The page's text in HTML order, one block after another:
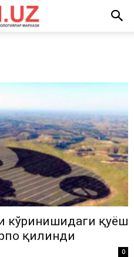
кўринишидаги қуёш
қилинди
0